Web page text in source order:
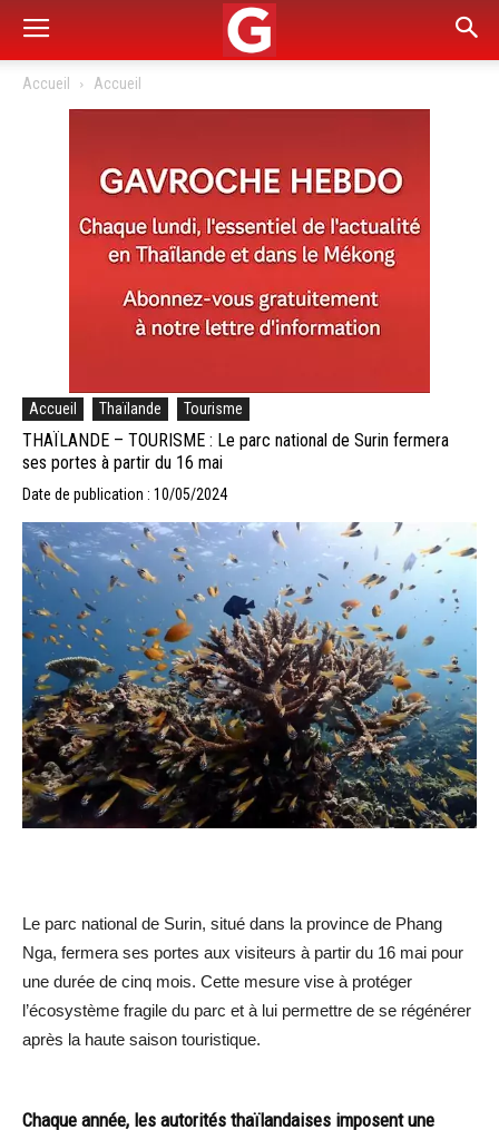
Accueil Accueil
Accueil Thaïlande Tourisme
THAÏLANDE – TOURISME : Le parc national de Surin fermera
ses portes à partir du 16 mai
Date de publication : 10/05/2024
Le parc national de Surin, situé dans la province de Phang
Nga, fermera ses portes aux visiteurs à partir du 16 mai pour
une durée de cinq mois. Cette mesure vise à protéger
l’écosystème fragile du parc et à lui permettre de se régénérer
après la haute saison touristique.
Chaque année, les autorités thaïlandaises imposent une